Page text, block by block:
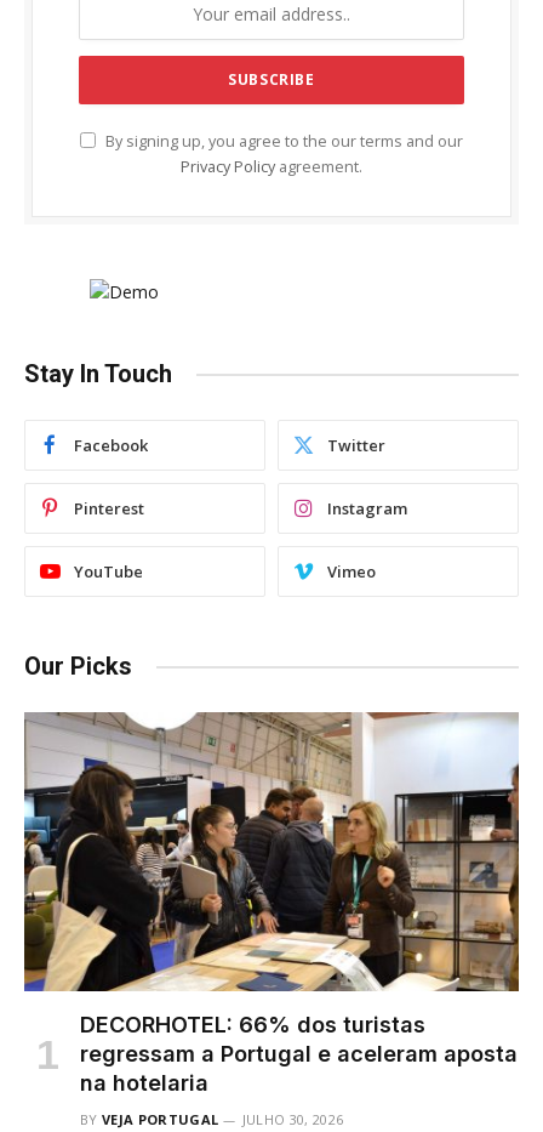
By signing up, you agree to the our terms and our
Privacy Policy agreement.
Stay In Touch
Facebook Twitter
Pinterest Instagram
YouTube Vimeo
Our Picks
DECORHOTEL: 66% dos turistas
regressam a Portugal e aceleram aposta
na hotelaria
BY VEJA PORTUGAL JULHO 30, 2026